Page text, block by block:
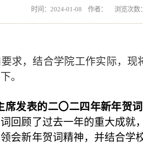
时间：2024-01-08 作者： 浏览次数：
求，结合学院工作实际，现
。
发表的二〇二四年新年贺词
回顾了过去一年的重大成就
会新年贺词精神，并结合学